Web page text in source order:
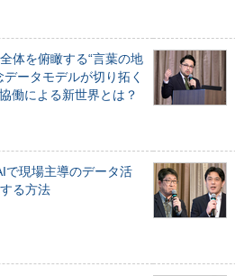
体を俯瞰する“言葉の地
データモデルが切り拓く
働による新世界とは？
で現場主導のデータ活
る方法